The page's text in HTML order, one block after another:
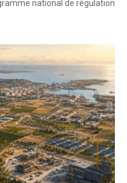
national de régulation